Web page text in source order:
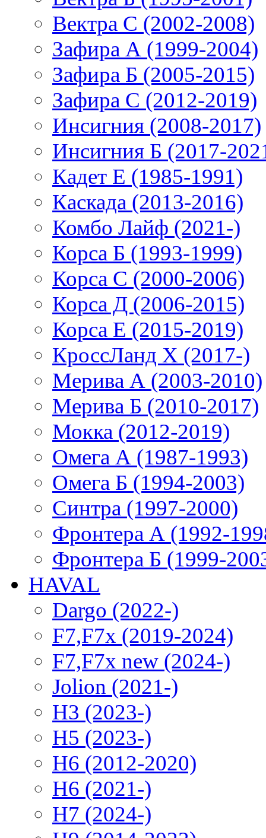
Вектра С (2002-2008)
Зафира А (1999-2004)
Зафира Б (2005-2015)
Зафира С (2012-2019)
Инсигния (2008-2017)
Инсигния Б (2017-
Кадет Е (1985-1991)
Каскада (2013-2016)
Комбо Лайф (2021-)
Корса Б (1993-1999)
Корса С (2000-2006)
Корса Д (2006-2015)
Корса E (2015-2019)
КроссЛанд X (2017-)
Мерива А (2003-2010)
Мерива Б (2010-2017)
Мокка (2012-2019)
Омега А (1987-1993)
Омега Б (1994-2003)
Синтра (1997-2000)
Фронтера А (1992-
Фронтера Б (1999-
HAVAL
Dargo (2022-)
F7,F7x (2019-2024)
F7,F7x new (2024-)
Jolion (2021-)
H3 (2023-)
H5 (2023-)
H6 (2012-2020)
H6 (2021-)
H7 (2024-)